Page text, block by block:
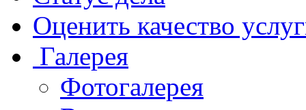
Оценить качество
Галерея
Фотогалерея